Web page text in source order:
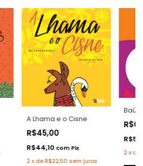
A Lhama e o Cisne
R$45,00
R$44,10 com Pix
2 xdeR$22,50 sem juros
Baú
2x de